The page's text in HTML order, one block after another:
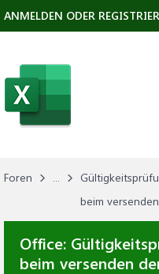
Foren ...
beim
Office:
beim versenden
ANMELDEN ODER